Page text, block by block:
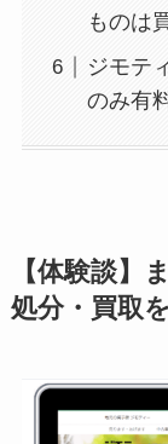
ものは
ジモテ
のみ有
【体験談
処分・買取